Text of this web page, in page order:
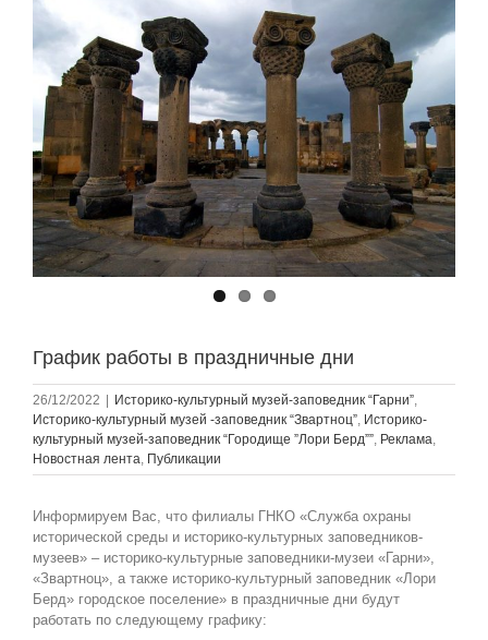
Larger
Image
График работы в праздничные дни
26/12/2022 Историко-культурный музей-заповедник “Гарни”,
Историко-культурный музей -заповедник “Звартноц”, Историко-
культурный музей-заповедник “Городище ”Лори Берд””, Реклама,
Новостная лента, Публикации
Информируем Вас, что филиалы ГНКО «Служба охраны
исторической среды и историко-культурных заповедников-
музеев» – историко-культурные заповедники-музеи «Гарни»,
«Звартноц», а также историко-культурный заповедник «Лори
Берд» городское поселение» в праздничные дни будут
работать по следующему графику: